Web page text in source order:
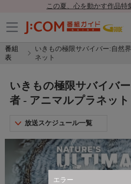
この夏、心を動かす作品特
番組
表
いきもの極限サバイバー:自然
ネット
エラー
いきもの極限サバイバ
者 - アニマルプラネット
放送スケジュール一覧